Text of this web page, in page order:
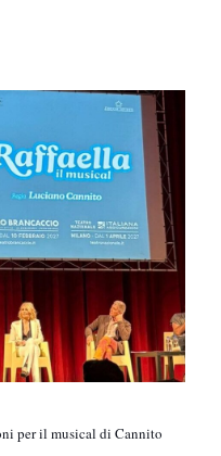
per il musical di Cannito